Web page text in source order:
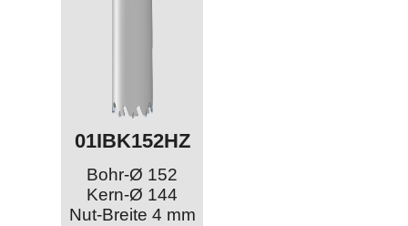
01IBK152HZ
Bohr-Ø 152
Kern-Ø 144
Nut-Breite 4 mm